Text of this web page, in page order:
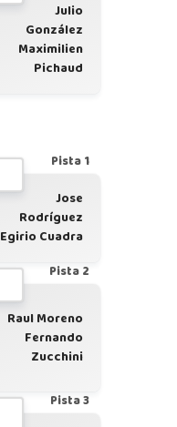
Julio
González
Maximilien
Pichaud
Pista 1
Jose
Rodríguez
Egirio Cuadra
Pista 2
Raul Moreno
Fernando
Zucchini
Pista 3